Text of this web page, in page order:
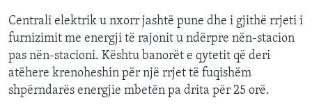
Centrali elektrik u nxorr jashtë pune dhe i gjithë rrjeti i
furnizimit me energji të rajonit u ndërpre nën-stacion
pas nën-stacioni. Kështu banorët e qytetit që deri
atëhere krenoheshin për një rrjet të fuqishëm
shpërndarës energjie mbetën pa drita për 25 orë.